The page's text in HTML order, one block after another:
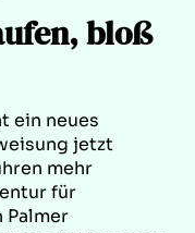
bloß
ein neues
jetzt
mehr
für
Palmer